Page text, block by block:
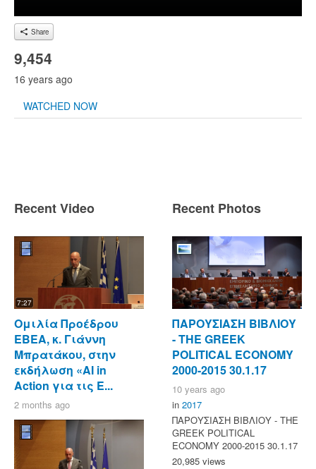
Share
9,454
16 years ago
WATCHED NOW
Recent Video
7:27
Ομιλία Προέδρου
ΕΒΕΑ, κ. Γιάννη
Μπρατάκου, στην
εκδήλωση «AI in
Action για τις Ε...
2 months ago
Recent Photos
ΠΑΡΟΥΣΙΑΣΗ ΒΙΒΛΙΟΥ
- ΤΗΕ GREEK
POLITICAL ECONOMY
2000-2015 30.1.17
10 years ago
in 2017
ΠΑΡΟΥΣΙΑΣΗ ΒΙΒΛΙΟΥ - ΤΗΕ
GREEK POLITICAL
ECONOMY 2000-2015 30.1.17
20,985 views